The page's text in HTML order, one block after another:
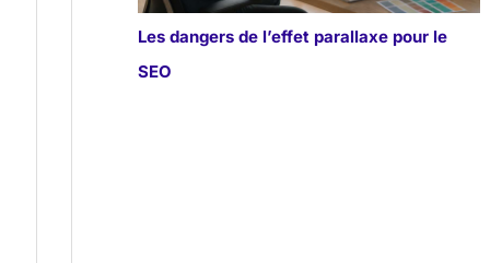
Les dangers de l’effet parallaxe pour le
SEO